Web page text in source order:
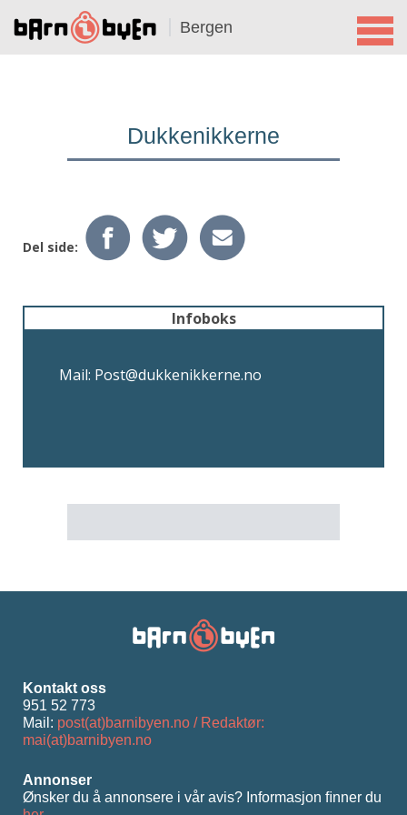
Bergen
Dukkenikkerne
Del side:
Infoboks
Mail: Post@dukkenikkerne.no
Kontakt oss
951 52 773
Mail: post(at)barnibyen.no / Redaktør:
mai(at)barnibyen.no
Annonser
Ønsker du å annonsere i vår avis? Informasjon ﬁnner du